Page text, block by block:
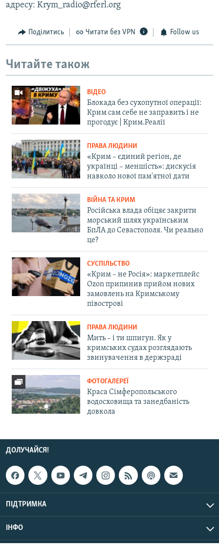
адресу: Krym_radio@rferl.org
Поділитись Читати без VPN Follow us
Читайте також
ВІДЕО
Блокада без сухопутної операції:
Крим сам себе не заправить і не
прогодує | Крим.Реалії
ПРАВА ЛЮДИНИ
«Крим – єдиний регіон, де
українці – меншість»: дискусія
навколо нової пам'ятної дати
ВІЙНА ТА КРИМ
Російська влада обіцяє закрити
морський шлях українським
БпЛА до Севастополя. Чи реально
це?
СУСПІЛЬСТВО
«Крим – не Росія»: маркетплейс
Ozon припинив прийом нових
замовлень на Кримському
півострові
ПРАВА ЛЮДИНИ
Мить – і ти шпигун. Як у
кримських судах розглядають
звинувачення в держзраді
ФОТОГАЛЕРЕЇ
Краса Сімферопольського
водосховища та занедбаність
довкола
ДОЛУЧАЙСЯ!
ПІДТРИМКА
ІНФО